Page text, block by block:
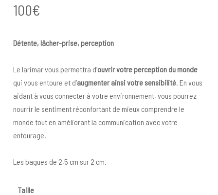
100€
Détente, lâcher-prise, perception
Le larimar vous permettra d’ouvrir votre perception du monde
qui vous entoure et d’augmenter ainsi votre sensibilité. En vous
aidant à vous connecter à votre environnement, vous pourrez
nourrir le sentiment réconfortant de mieux comprendre le
monde tout en améliorant la communication avec votre
entourage.
Les bagues de 2,5 cm sur 2 cm.
Taille